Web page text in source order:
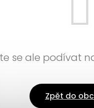
se ale podívat
Zpět do